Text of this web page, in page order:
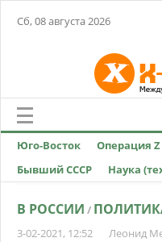
Сб, 08 августа 2026
Юго-Восток Операция
Бывший СССР
Наука
В РОССИИ /
3-02-2021, 12:52 Леонид